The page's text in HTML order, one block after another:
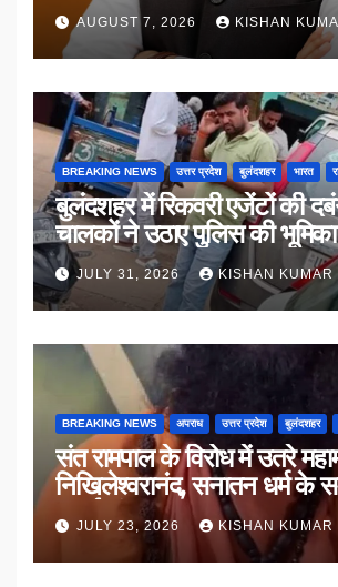
AUGUST 7, 2026 KISHAN
BREAKING NEWS उत्तर प्रदेश बुलंदशहर भारत
बुलंदशहर में रिकवरी एजेंटों की दबंगई, वाहन
चालकों ने उठाए पुलिस की
JULY 31, 2026 KISHAN KUMAR
BREAKING NEWS अपराध उत्तर प्रदेश बुलंदशहर
संत रामपाल के विरोध में उतरे
निखिलेश्वरानंद, सनातन धर्म के
उठाई मांग
JULY 23, 2026 KISHAN KUMAR